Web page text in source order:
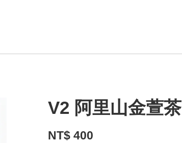
V2 阿里山金萱茶
NT$ 400